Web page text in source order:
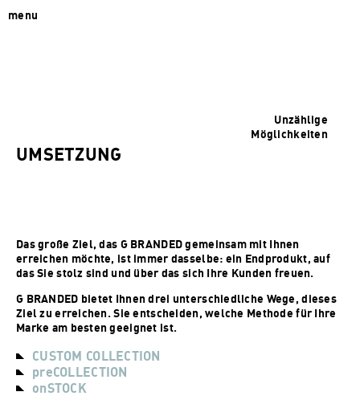
menu
Unzählige
Möglichkeiten
UMSETZUNG
Das große Ziel, das G BRANDED gemeinsam mit Ihnen
erreichen möchte, ist immer dasselbe: ein Endprodukt, auf
das Sie stolz sind und über das sich Ihre Kunden freuen.
G BRANDED bietet Ihnen drei unterschiedliche Wege, dieses
Ziel zu erreichen. Sie entscheiden, welche Methode für Ihre
Marke am besten geeignet ist.
CUSTOM COLLECTION
preCOLLECTION
onSTOCK